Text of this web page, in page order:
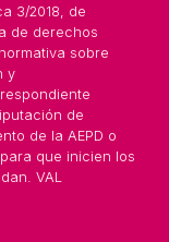
3/2018, de
de derechos
sobre
y
de
de la AEPD o
que inicien los
VAL